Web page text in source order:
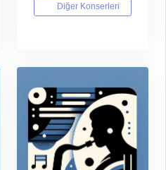
Diğer Konserleri